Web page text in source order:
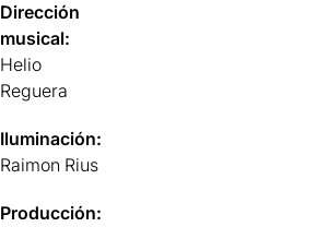
Dirección
musical:
Helio
Reguera
Iluminación:
Raimon Rius
Producción: